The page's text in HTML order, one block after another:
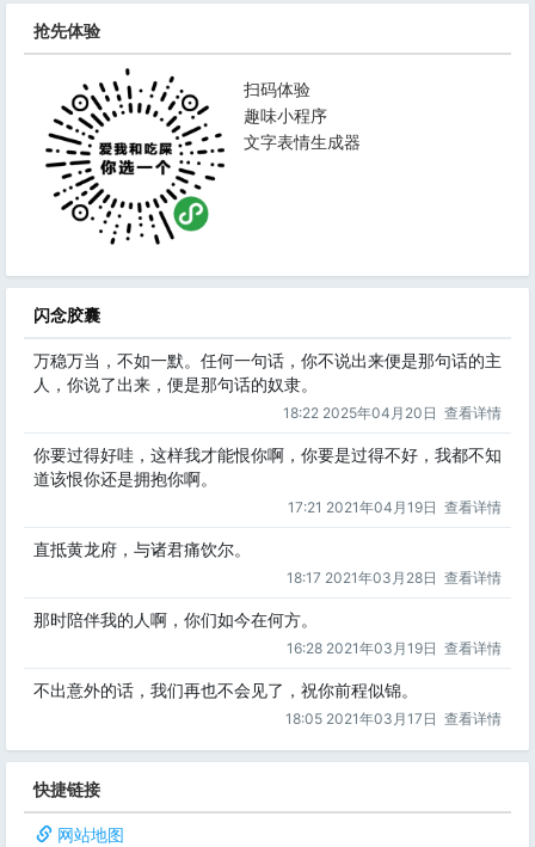
抢先体验
扫码体验
趣味小程序
文字表情生成器
闪念胶囊
万稳万当，不如一默。任何一句话，你不说出来便是那句话的主
人，你说了出来，便是那句话的奴隶。
18:22 2025年04月20日 查看详情
你要过得好哇，这样我才能恨你啊，你要是过得不好，我都不知
道该恨你还是拥抱你啊。
17:21 2021年04月19日 查看详情
直抵黄龙府，与诸君痛饮尔。
18:17 2021年03月28日 查看详情
那时陪伴我的人啊，你们如今在何方。
16:28 2021年03月19日 查看详情
不出意外的话，我们再也不会见了，祝你前程似锦。
18:05 2021年03月17日 查看详情
快捷链接
网站地图